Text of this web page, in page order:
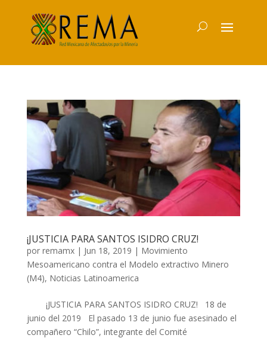
¡JUSTICIA PARA SANTOS ISIDRO CRUZ!
por remamx| Jun 18, 2019 | Movimiento
Mesoamericano contra el Modelo extractivo Minero
(M4), Noticias Latinoamerica
¡JUSTICIA PARA SANTOS ISIDRO CRUZ! 18 de
junio del 2019 El pasado 13 de junio fue asesinado el
compañero “Chilo”, integrante del Comité